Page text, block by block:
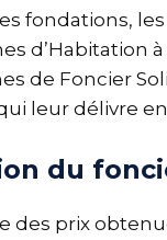
fondations,
d’Habitation
de Foncier
leur délivre
du
des prix